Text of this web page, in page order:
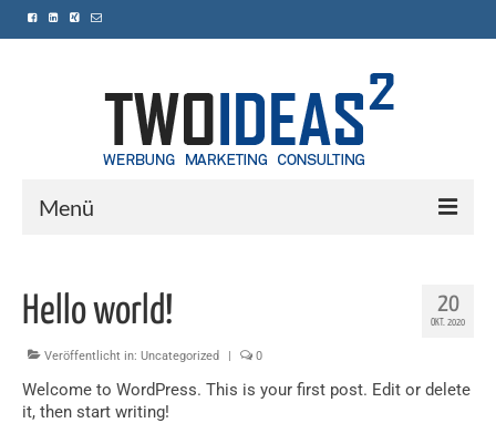
Menü
Leistungen
Referenzen
Kontakt
20
OKT. 2020
Hello world!
Veröffentlicht in: Uncategorized | 0
Welcome to WordPress. This is your first post. Edit or delete
it, then start writing!